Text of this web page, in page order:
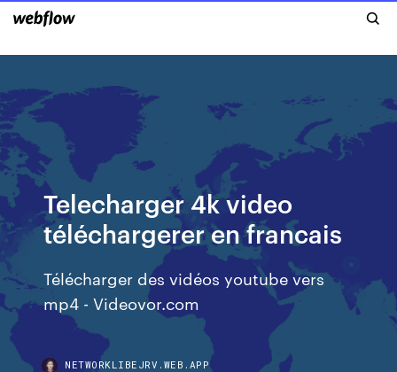
Telecharger 4k video
téléchargerer en francais
Télécharger des vidéos youtube vers
mp4 - Videovor.com
NETWORKLIBEJRV.WEB.APP